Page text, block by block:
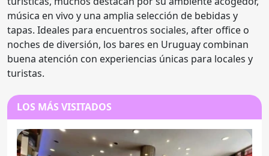
música en vivo y una amplia selección de bebidas y
tapas. Ideales para encuentros sociales, after office o
noches de diversión, los bares en Uruguay combinan
buena atención con experiencias únicas para locales y
turistas.
LOS MÁS VISITADOS